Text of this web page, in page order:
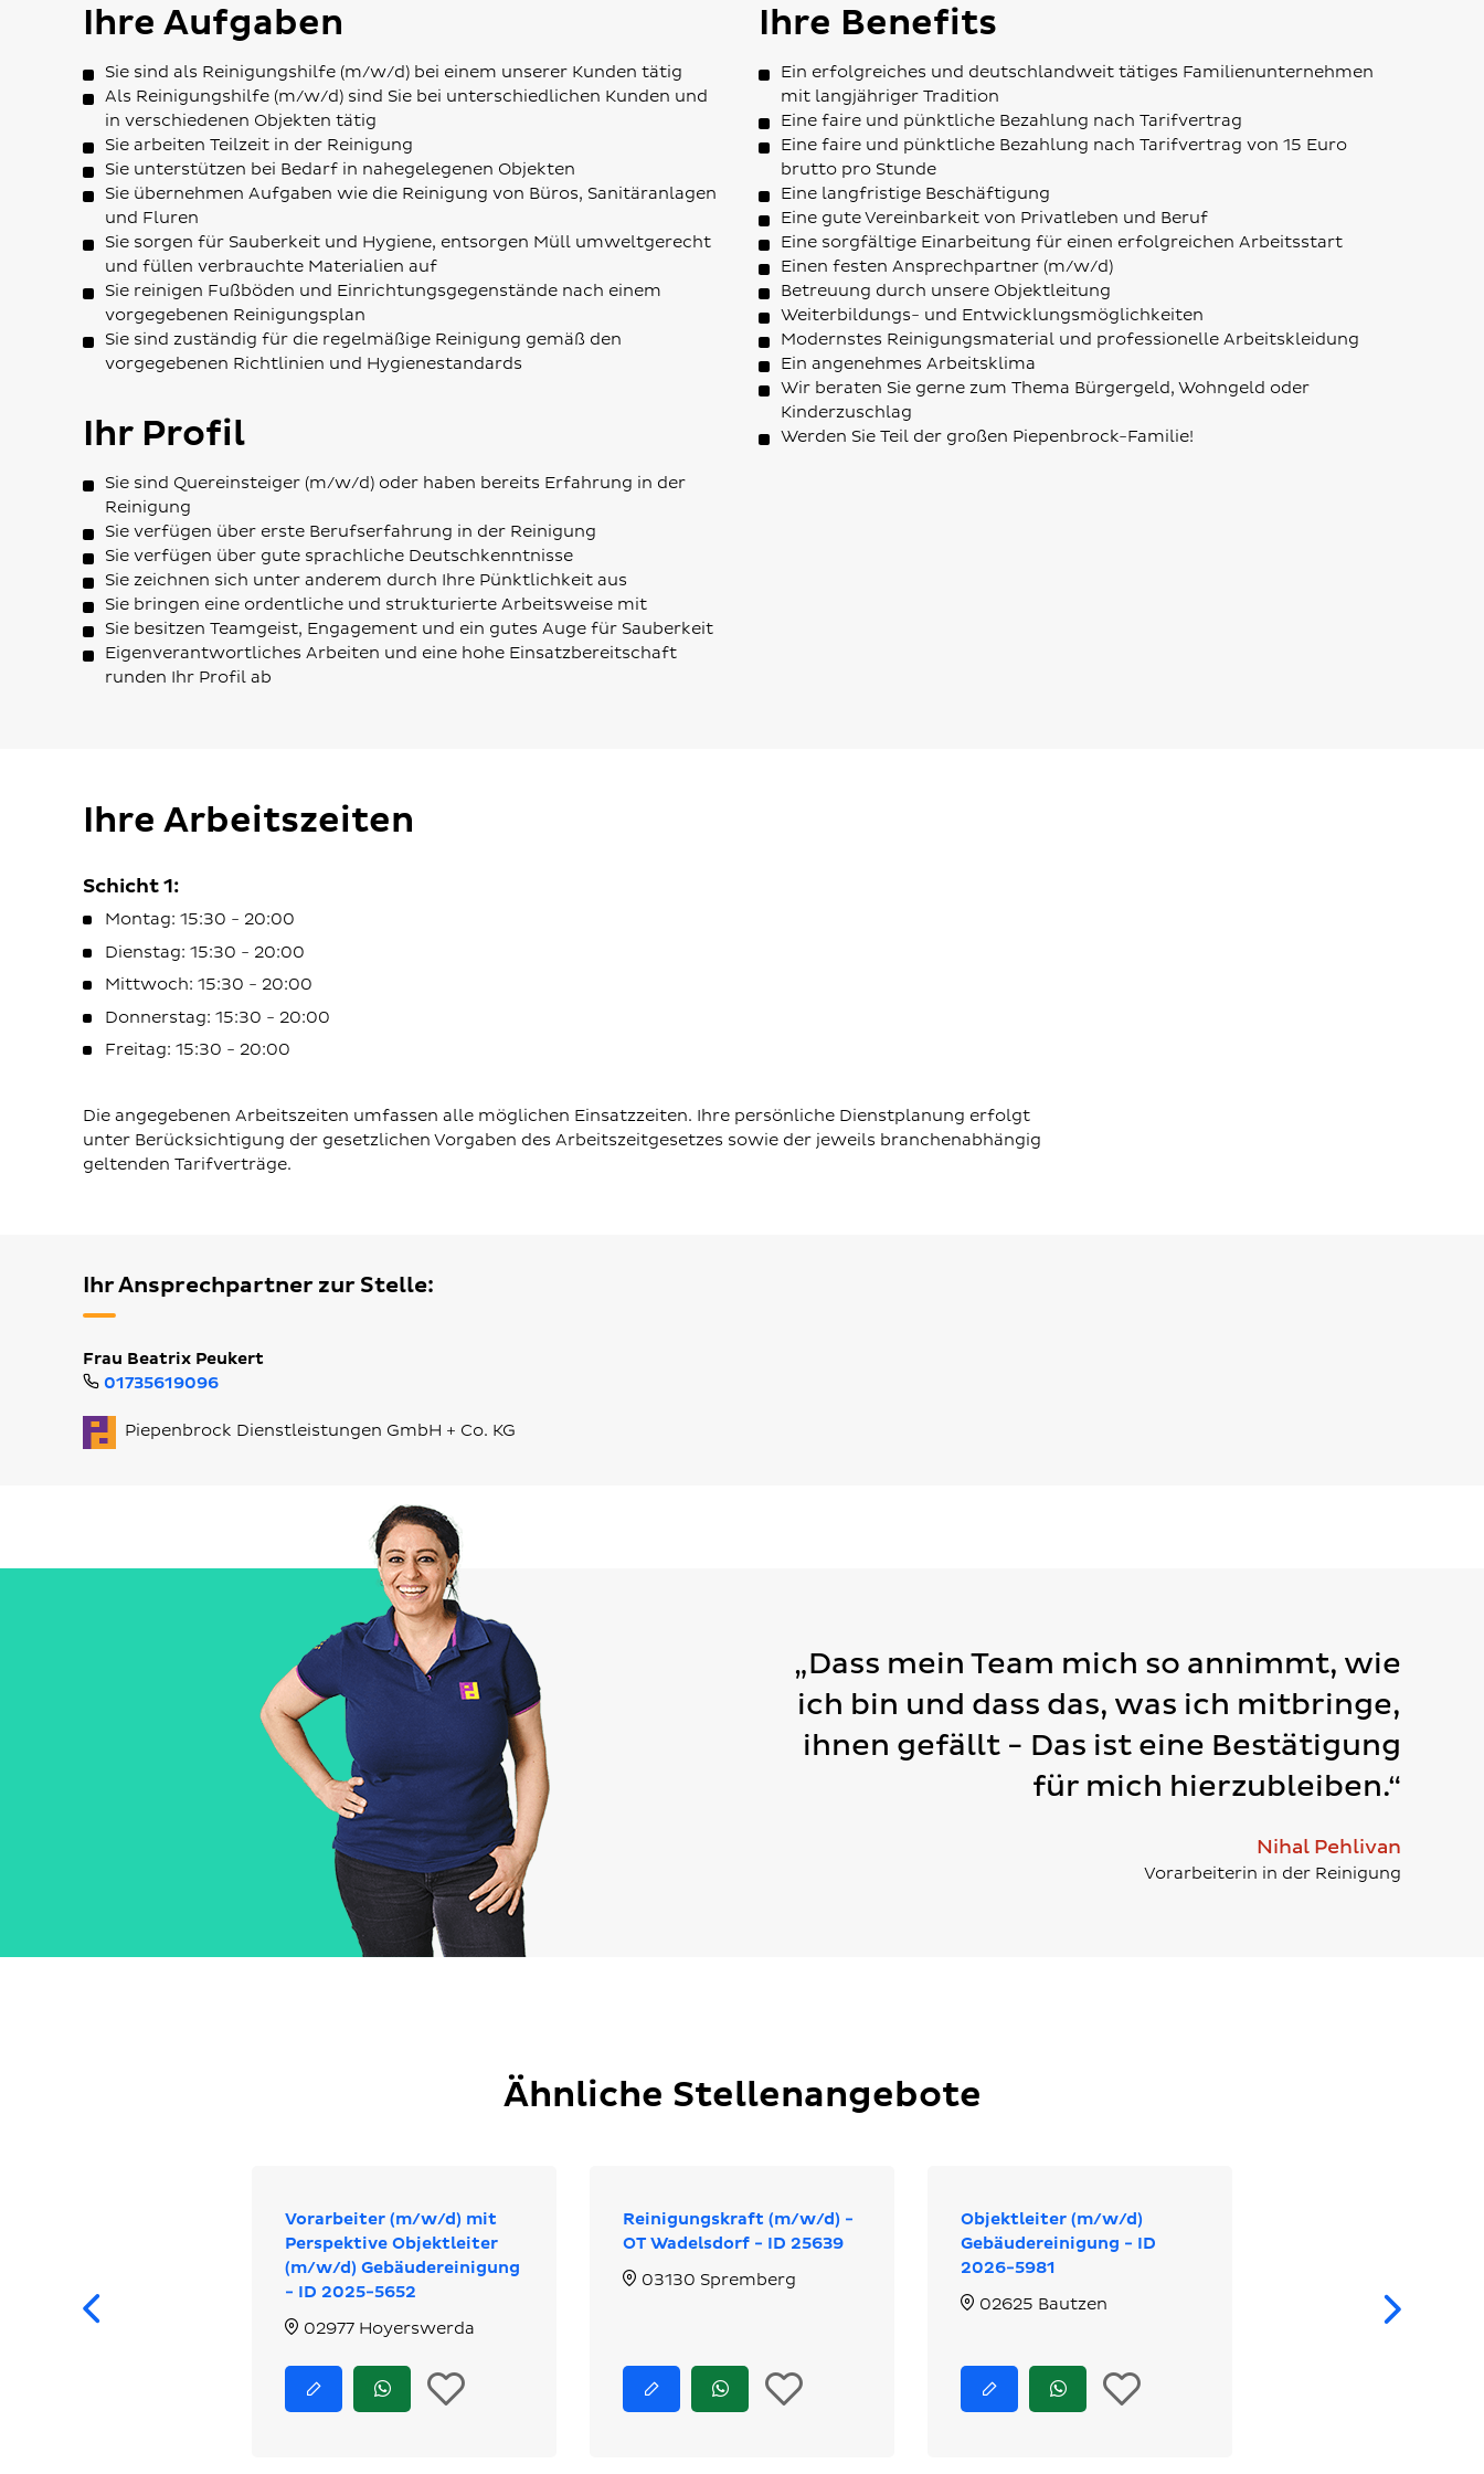
Ihre Aufgaben
Sie sind als Reinigungshilfe (m/w/d) bei einem unserer Kunden tätig
Als Reinigungshilfe (m/w/d) sind Sie bei unterschiedlichen Kunden und
in verschiedenen Objekten tätig
Sie arbeiten Teilzeit in der Reinigung
Sie unterstützen bei Bedarf in nahegelegenen Objekten
Sie übernehmen Aufgaben wie die Reinigung von Büros, Sanitäranlagen
und Fluren
Sie sorgen für Sauberkeit und Hygiene, entsorgen Müll umweltgerecht
und füllen verbrauchte Materialien auf
Sie reinigen Fußböden und Einrichtungsgegenstände nach einem
vorgegebenen Reinigungsplan
Sie sind zuständig für die regelmäßige Reinigung gemäß den
vorgegebenen Richtlinien und Hygienestandards
Ihr Profil
Sie sind Quereinsteiger (m/w/d) oder haben bereits Erfahrung in der
Reinigung
Sie verfügen über erste Berufserfahrung in der Reinigung
Sie verfügen über gute sprachliche Deutschkenntnisse
Sie zeichnen sich unter anderem durch Ihre Pünktlichkeit aus
Sie bringen eine ordentliche und strukturierte Arbeitsweise mit
Sie besitzen Teamgeist, Engagement und ein gutes Auge für Sauberkeit
Eigenverantwortliches Arbeiten und eine hohe Einsatzbereitschaft
runden Ihr Profil ab
Ihre Benefits
Ein erfolgreiches und deutschlandweit tätiges Familienunternehmen
mit langjähriger Tradition
Eine faire und pünktliche Bezahlung nach Tarifvertrag
Eine faire und pünktliche Bezahlung nach Tarifvertrag von 15 Euro
brutto pro Stunde
Eine langfristige Beschäftigung
Eine gute Vereinbarkeit von Privatleben und Beruf
Eine sorgfältige Einarbeitung für einen erfolgreichen Arbeitsstart
Einen festen Ansprechpartner (m/w/d)
Betreuung durch unsere Objektleitung
Weiterbildungs- und Entwicklungsmöglichkeiten
Modernstes Reinigungsmaterial und professionelle Arbeitskleidung
Ein angenehmes Arbeitsklima
Wir beraten Sie gerne zum Thema Bürgergeld, Wohngeld oder
Kinderzuschlag
Werden Sie Teil der großen Piepenbrock-Familie!
Ihre Arbeitszeiten
Schicht 1:
Montag: 15:30 - 20:00
Dienstag: 15:30 - 20:00
Mittwoch: 15:30 - 20:00
Donnerstag: 15:30 - 20:00
Freitag: 15:30 - 20:00
Die angegebenen Arbeitszeiten umfassen alle möglichen Einsatzzeiten. Ihre persönliche Dienstplanung erfolgt
unter Berücksichtigung der gesetzlichen Vorgaben des Arbeitszeitgesetzes sowie der jeweils branchenabhängig
geltenden Tarifverträge.
Ihr Ansprechpartner zur Stelle:
Frau Beatrix Peukert
01735619096
Piepenbrock Dienstleistungen GmbH + Co. KG
„Dass mein Team mich so annimmt, wie
ich bin und dass das, was ich mitbringe,
ihnen gefällt - Das ist eine Bestätigung
für mich hierzubleiben.“
Nihal Pehlivan
Vorarbeiterin in der Reinigung
Ähnliche Stellenangebote
Zurück
Vorarbeiter (m/w/d) mit
Perspektive Objektleiter
(m/w/d) Gebäudereinigung
- ID 2025-5652
02977 Hoyerswerda
Jetzt
bewerben
Jetzt
via
In
Reinigungskraft (m/w/d) -
OT Wadelsdorf - ID 25639
03130 Spremberg
Jetzt
bewerben
Jetzt
via
In
Objektleiter (m/w/d)
Gebäudereinigung - ID
2026-5981
02625 Bautzen
Jetzt
bewerben
Jetzt
via
In